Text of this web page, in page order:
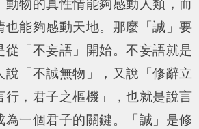
動物的真性情能夠感動人類，而
也能夠感動天地。那麼「誠」要
從「不妄語」開始。不妄語就是
說「不誠無物」，又說「修辭立
行，君子之樞機 」，也就是說言
為一個君子的關鍵。「誠」是修